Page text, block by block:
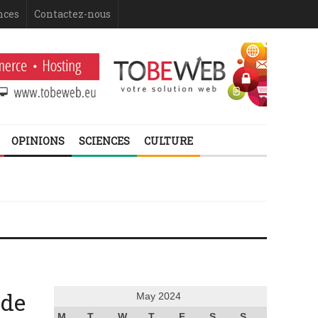
Contactez-nous
OPINIONS SCIENCES CULTURE
May 2024